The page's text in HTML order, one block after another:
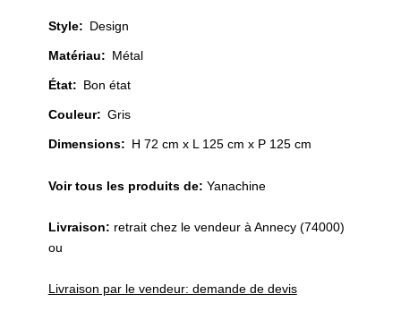
Style: Design
Matériau: Métal
État: Bon état
Couleur: Gris
Dimensions: H 72 cm x L 125 cm x P 125 cm
Voir tous les produits de: Yanachine
Livraison: retrait chez le vendeur à Annecy (74000)
ou
Livraison par le vendeur: demande de devis